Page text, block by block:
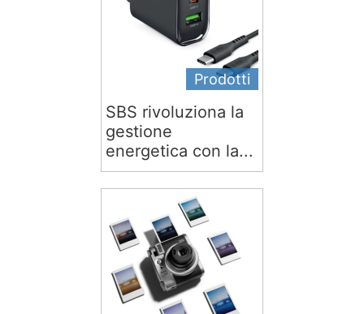
Prodotti
SBS rivoluziona la
gestione
energetica con la...